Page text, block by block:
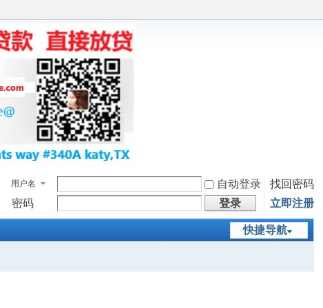
用户名 自动登录
找回密码
密码
登录 立即注册
快捷导航